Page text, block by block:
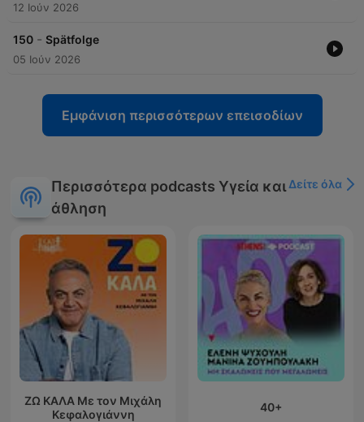
12 Ιούν 2026
150 - Spätfolge
05 Ιούν 2026
Εμφάνιση περισσότερων επεισοδίων
Περισσότερα podcasts Υγεία και
άθληση
Δείτε όλα
ΖΩ ΚΑΛΑ Με τον Μιχάλη
Κεφαλογιάννη
40+